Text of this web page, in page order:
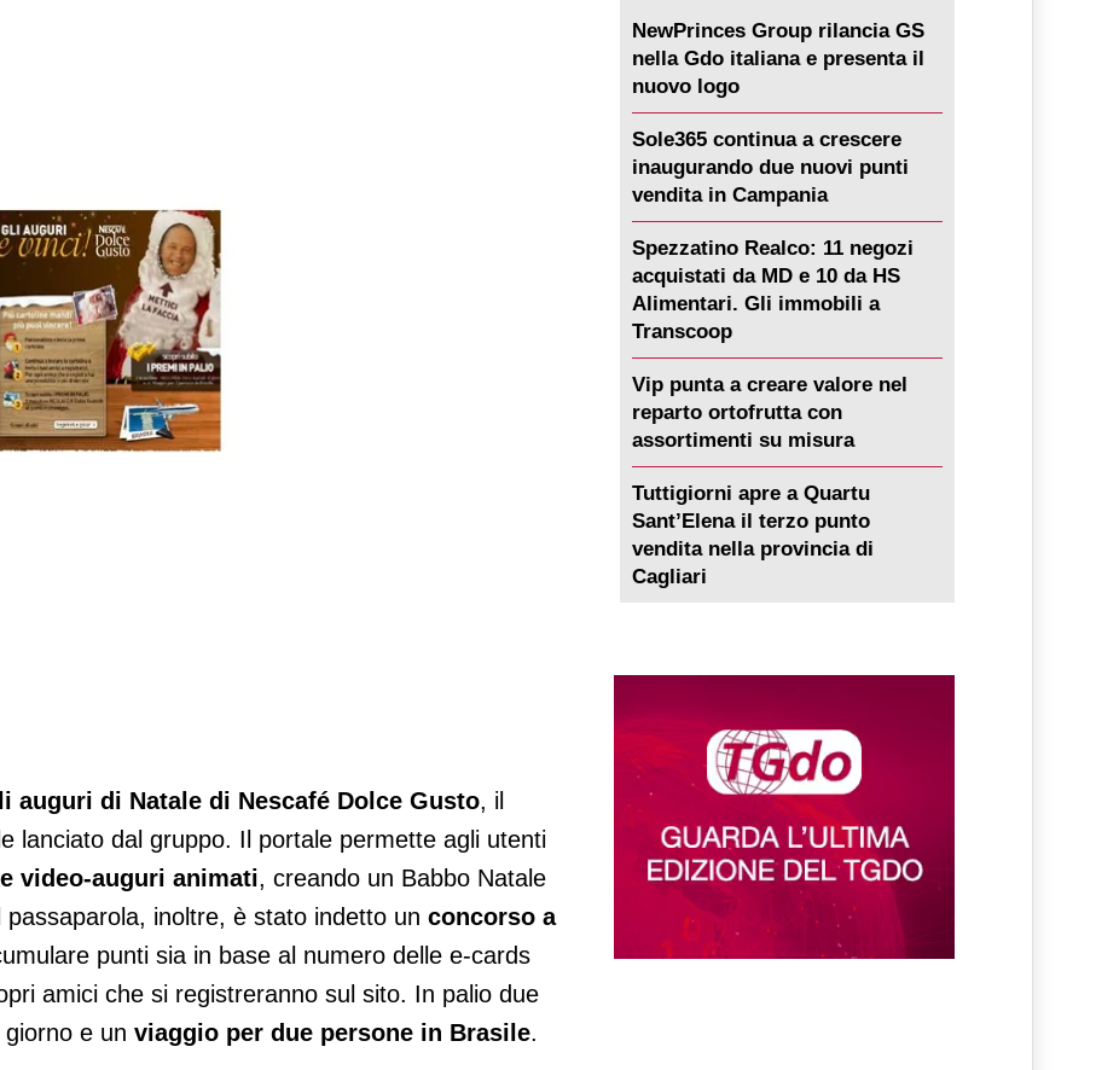
auguri di Natale di Nescafé Dolce Gusto, il
lanciato dal gruppo. Il portale permette agli utenti
video-auguri animati, creando un Babbo Natale
inoltre, è stato indetto un concorso a
punti sia in base al numero delle e-cards
amici che si registreranno sul sito. In palio due
giorno e un viaggio per due persone in Brasile.
NewPrinces Group rilancia GS
nella Gdo italiana e presenta il
nuovo logo
Sole365 continua a crescere
inaugurando due nuovi punti
vendita in Campania
Spezzatino Realco: 11 negozi
acquistati da MD e 10 da HS
Alimentari. Gli immobili a
Transcoop
Vip punta a creare valore nel
reparto ortofrutta con
assortimenti su misura
Tuttigiorni apre a Quartu
Sant’Elena il terzo punto
vendita nella provincia di
Cagliari